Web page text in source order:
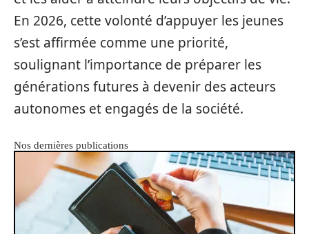
En 2026, cette volonté d’appuyer les jeunes
s’est affirmée comme une priorité,
soulignant l’importance de préparer les
générations futures à devenir des acteurs
autonomes et engagés de la société.
Nos dernières publications